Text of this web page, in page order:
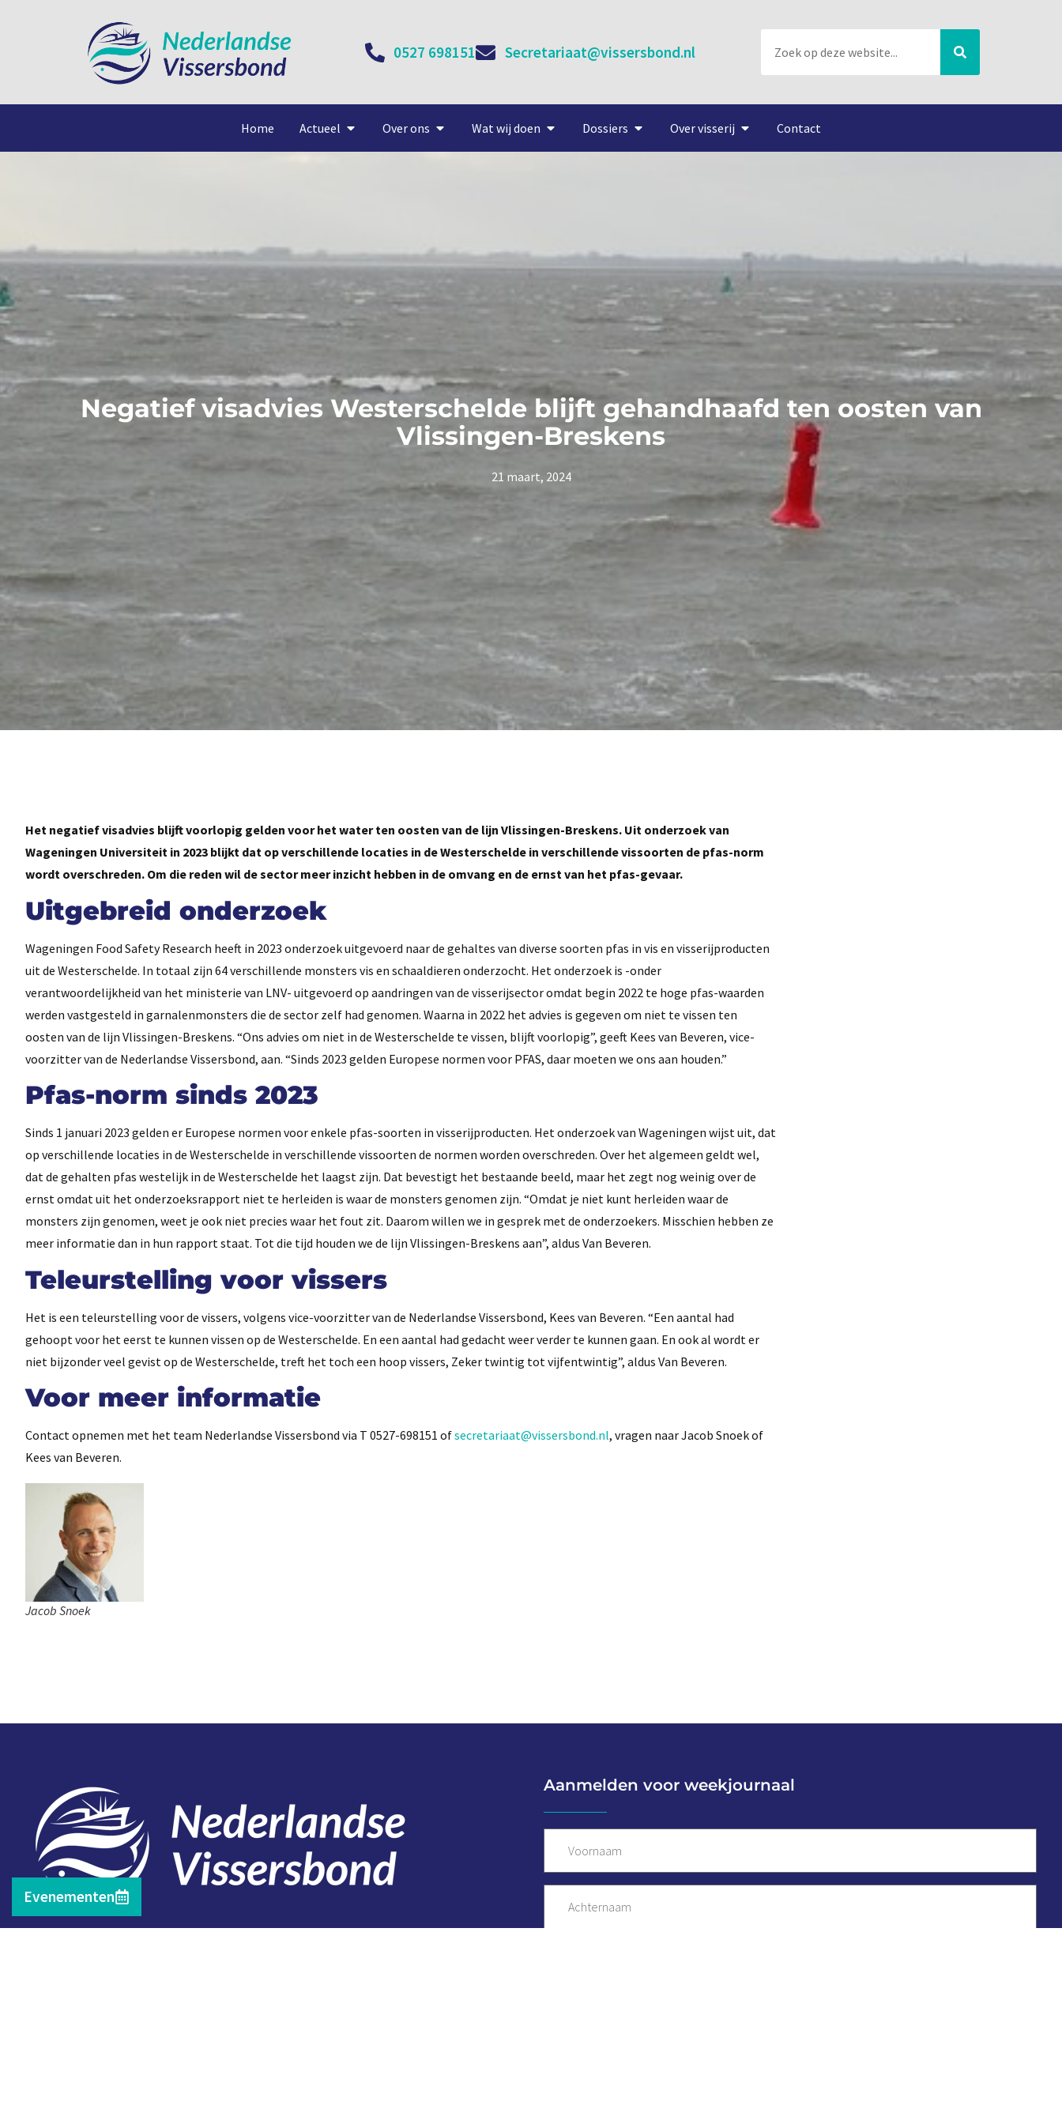
0527 698151 Secretariaat@vissersbond.nl
Home Actueel Over ons Wat wij doen Dossiers Over visserij Contact
Negatief visadvies Westerschelde blijft gehandhaafd ten oosten van
Vlissingen-Breskens
21 maart, 2024
Het negatief visadvies blijft voorlopig gelden voor het water ten oosten van de lijn Vlissingen-Breskens. Uit onderzoek van
Wageningen Universiteit in 2023 blijkt dat op verschillende locaties in de Westerschelde in verschillende vissoorten de pfas-norm
wordt overschreden. Om die reden wil de sector meer inzicht hebben in de omvang en de ernst van het pfas-gevaar.
Uitgebreid onderzoek
Wageningen Food Safety Research heeft in 2023 onderzoek uitgevoerd naar de gehaltes van diverse soorten pfas in vis en visserijproducten
uit de Westerschelde. In totaal zijn 64 verschillende monsters vis en schaaldieren onderzocht. Het onderzoek is -onder
verantwoordelijkheid van het ministerie van LNV- uitgevoerd op aandringen van de visserijsector omdat begin 2022 te hoge pfas-waarden
werden vastgesteld in garnalenmonsters die de sector zelf had genomen. Waarna in 2022 het advies is gegeven om niet te vissen ten
oosten van de lijn Vlissingen-Breskens. “Ons advies om niet in de Westerschelde te vissen, blijft voorlopig”, geeft Kees van Beveren, vice-
voorzitter van de Nederlandse Vissersbond, aan. “Sinds 2023 gelden Europese normen voor PFAS, daar moeten we ons aan houden.”
Pfas-norm sinds 2023
Sinds 1 januari 2023 gelden er Europese normen voor enkele pfas-soorten in visserijproducten. Het onderzoek van Wageningen wijst uit, dat
op verschillende locaties in de Westerschelde in verschillende vissoorten de normen worden overschreden. Over het algemeen geldt wel,
dat de gehalten pfas westelijk in de Westerschelde het laagst zijn. Dat bevestigt het bestaande beeld, maar het zegt nog weinig over de
ernst omdat uit het onderzoeksrapport niet te herleiden is waar de monsters genomen zijn. “Omdat je niet kunt herleiden waar de
monsters zijn genomen, weet je ook niet precies waar het fout zit. Daarom willen we in gesprek met de onderzoekers. Misschien hebben ze
meer informatie dan in hun rapport staat. Tot die tijd houden we de lijn Vlissingen-Breskens aan”, aldus Van Beveren.
Teleurstelling voor vissers
Het is een teleurstelling voor de vissers, volgens vice-voorzitter van de Nederlandse Vissersbond, Kees van Beveren. “Een aantal had
gehoopt voor het eerst te kunnen vissen op de Westerschelde. En een aantal had gedacht weer verder te kunnen gaan. En ook al wordt er
niet bijzonder veel gevist op de Westerschelde, treft het toch een hoop vissers, Zeker twintig tot vijfentwintig”, aldus Van Beveren.
Voor meer informatie
Contact opnemen met het team Nederlandse Vissersbond via T 0527-698151 ofsecretariaat@vissersbond.nl, vragen naar Jacob Snoek of
Kees van Beveren.
Jacob Snoek
Evenementen
Aanmelden voor weekjournaal